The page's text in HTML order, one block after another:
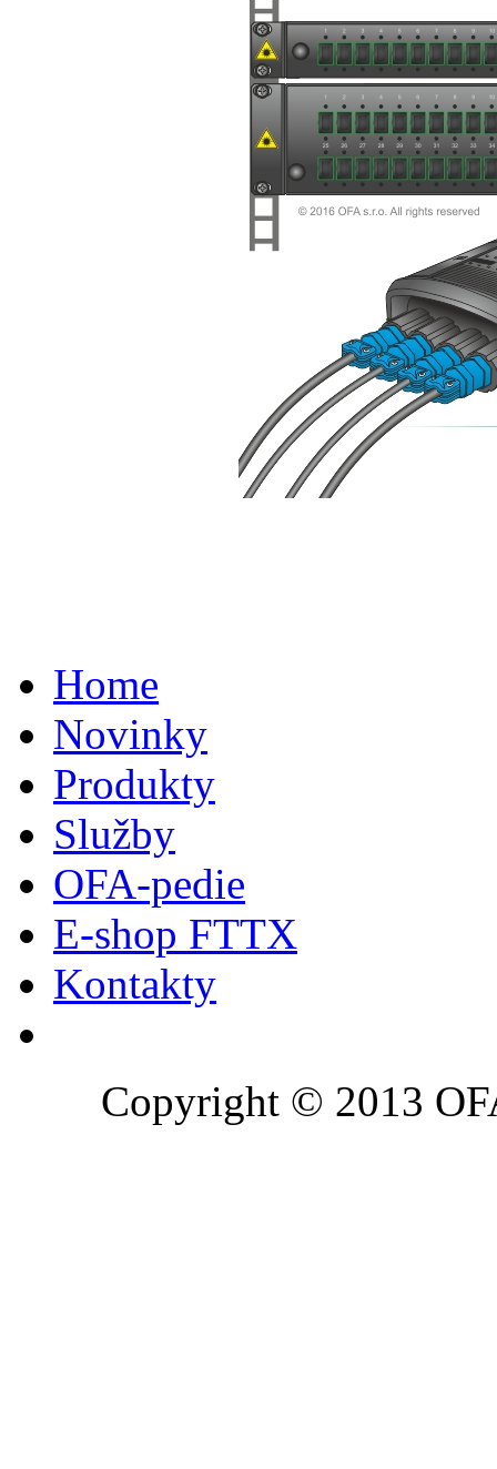
Home
Novinky
Produkty
Služby
OFA-pedie
E-shop FTTX
Kontakty
Copyright © 2013